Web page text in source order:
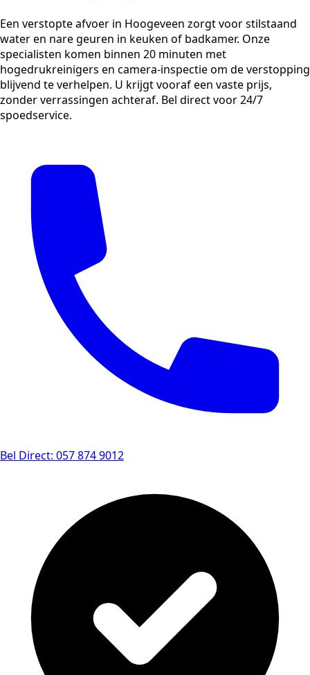
Een verstopte afvoer in Hoogeveen zorgt voor stilstaand
water en nare geuren in keuken of badkamer. Onze
specialisten komen binnen 20 minuten met
hogedrukreinigers en camera-inspectie om de verstopping
blijvend te verhelpen. U krijgt vooraf een vaste prijs,
zonder verrassingen achteraf. Bel direct voor 24/7
spoedservice.
Bel Direct: 057 874 9012